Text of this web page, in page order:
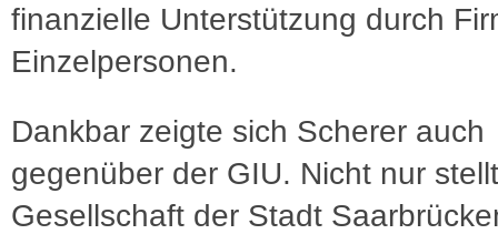
finanzielle Unterstützung durch
Einzelpersonen.
Dankbar zeigte sich Scherer auch
gegenüber der GIU. Nicht nur
Gesellschaft der Stadt